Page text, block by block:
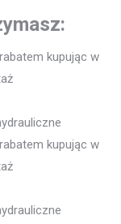
kupując w
kupując w